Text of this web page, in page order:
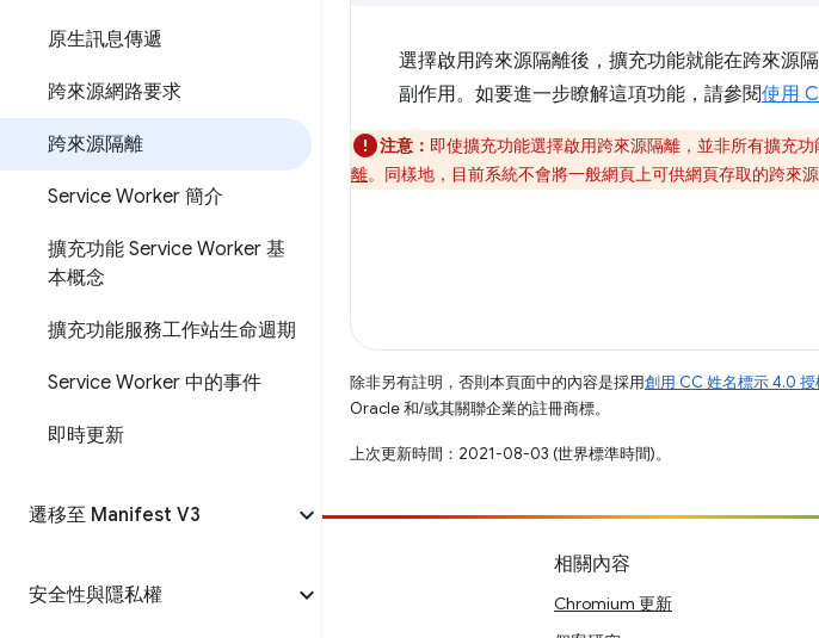
原生訊息傳遞
跨來源網路要求
跨來源隔離
Service Worker 簡介
擴充功能 Service Worker 基
本概念
擴充功能服務工作站生命週期
Service Worker 中的事件
即時更新
遷移至 Manifest V3
安全性與隱私權
選擇啟用跨來源隔離後，擴充功能就能在跨來源
副作用。如要進一步瞭解這項功能，請參閱使用
注意： 即使擴充功能選擇啟用跨來源隔離，並非所有擴充
離。同樣地，目前系統不會將一般網頁上可供網頁存取的跨來
除非另有註明，否則本頁面中的內容是採用創用 CC 姓名標示 4.0 授
Oracle 和/或其關聯企業的註冊商標。
上次更新時間：2021-08-03 (世界標準時間)。
提報錯誤
相關內容
Chromium 更新